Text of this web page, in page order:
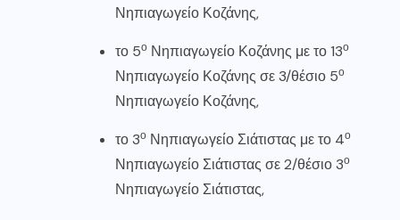
Νηπιαγωγείο Κοζάνης,
το 5ο Νηπιαγωγείο Κοζάνης με το 13ο
Νηπιαγωγείο Κοζάνης σε 3/θέσιο 5ο
Νηπιαγωγείο Κοζάνης,
το 3ο Νηπιαγωγείο Σιάτιστας με το 4ο
Νηπιαγωγείο Σιάτιστας σε 2/θέσιο 3ο
Νηπιαγωγείο Σιάτιστας,